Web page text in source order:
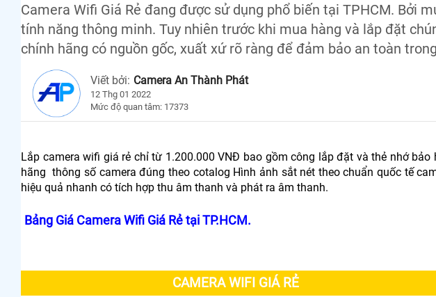
Camera Wifi Giá Rẻ đang được sử dụng phổ biến tại TPHCM. Bởi
tính năng thông minh. Tuy nhiên trước khi mua hàng và lắp đặt
chính hãng có nguồn gốc, xuất xứ rõ ràng để đảm bảo an toàn
Viết bởi: Camera An Thành Phát
12 Thg 01 2022
Mức độ quan tâm: 17373
Lắp camera wifi giá rẻ chỉ từ 1.200.000 VNĐ bao gồm công lắp đặt và thẻ nhớ
hãng thông số camera đúng theo cotalog Hình ảnh sắt nét theo chuẩn quốc tế
hiệu quả nhanh có tích hợp thu âm thanh và phát ra âm thanh.
Bảng Giá Camera Wifi Giá Rẻ tại TP.HCM.
CAMERA WIFI GIÁ RẺ